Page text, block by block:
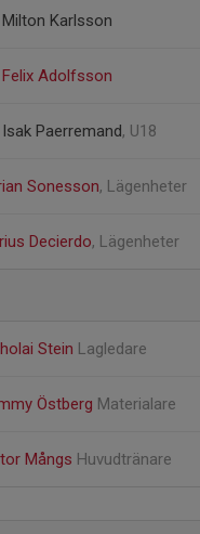
Milton Karlsson
Felix Adolfsson
Isak Paerremand, U18
Sonesson, Lägenheter
Decierdo, Lägenheter
Stein Lagledare
Östberg Materialare
Mångs Huvudtränare